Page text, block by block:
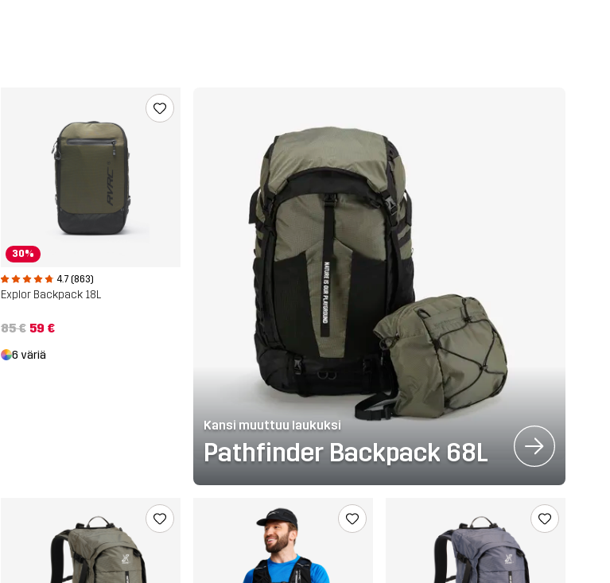
30%
4.7 (863)
Explor Backpack 18L
85 € 59 €
6 väriä
Kansi muuttuu laukuksi
Pathfinder Backpack 68L